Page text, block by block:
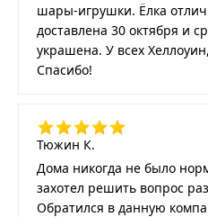
шары-игрушки. Ёлка
доставлена 30 октября и
украшена. У всех
Спасибо!
Тюжин К.
Дома никогда не было
захотел решить вопрос
Обратился в данную